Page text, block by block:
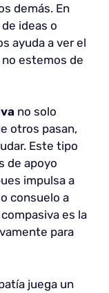
demás. En
ideas o
ayuda a ver el
estemos de
no solo
otros pasan,
Este tipo
de apoyo
impulsa a
consuelo a
es la
para
juega un